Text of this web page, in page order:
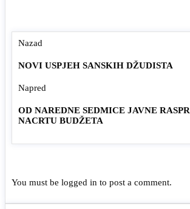
Nazad
NOVI USPJEH SANSKIH DŽUDISTA
Napred
OD NAREDNE SEDMICE JAVNE
NACRTU BUDŽETA
You must be logged in to post a comment.